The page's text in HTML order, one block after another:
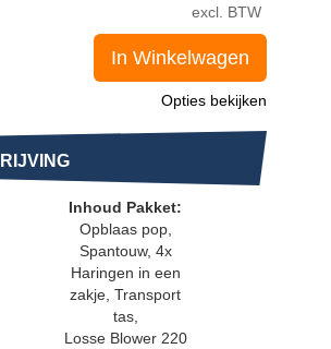
excl. BTW
In Winkelwagen
Opties bekijken
Inhoud Pakket:
Opblaas pop,
Spantouw, 4x
Haringen in een
zakje, Transport
tas,
Losse Blower 220